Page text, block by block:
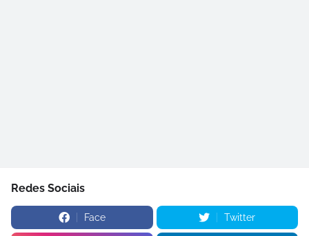
Redes Sociais
Face Twitter